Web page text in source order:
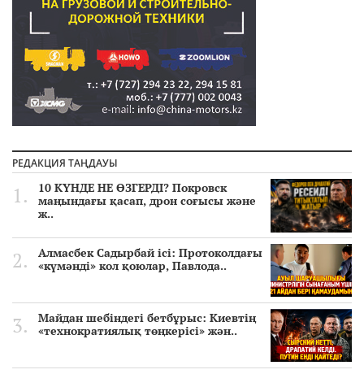
РЕДАКЦИЯ ТАҢДАУЫ
10 КҮНДЕ НЕ ӨЗГЕРДІ? Покровск
маңындағы қасап, дрон соғысы және
ж..
Алмасбек Садырбай ісі: Протоколдағы
«күмәнді» кол қоюлар, Павлода..
Майдан шебіндегі бетбұрыс: Киевтің
«технократиялық төңкерісі» жән..